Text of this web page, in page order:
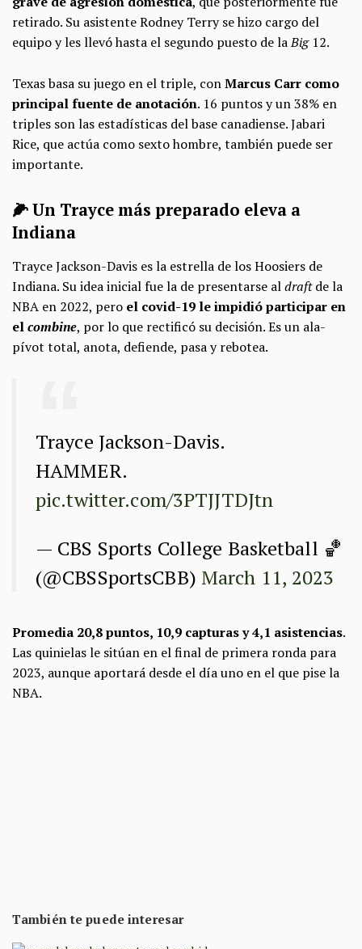
retirado. Su asistente Rodney Terry se hizo cargo del
equipo y les llevó hasta el segundo puesto de laBig 12.
Texas basa su juego en el triple, conMarcus Carr como
principal fuente de anotación. 16 puntos y un 38% en
triples son las estadísticas del base canadiense. Jabari
Rice, que actúa como sexto hombre, también puede ser
importante.
🌽 Un Trayce más preparado eleva a
Indiana
Trayce Jackson-Davis es la estrella de los Hoosiers de
Indiana. Su idea inicial fue la de presentarse aldraftde la
NBA en 2022, pero el covid-19 le impidió participar en
elcombine, por lo que rectificó su decisión. Es un ala-
pívot total, anota, defiende, pasa y rebotea.
Trayce Jackson-Davis.
HAMMER.
pic.twitter.com/3PTJJTDJtn
— CBS Sports College Basketball 🏀
(@CBSSportsCBB) March 11, 2023
Promedia 20,8 puntos, 10,9 capturas y 4,1 asistencias.
Las quinielas le sitúan en el final de primera ronda para
2023, aunque aportará desde el día uno en el que pise la
NBA.
También te puede interesar